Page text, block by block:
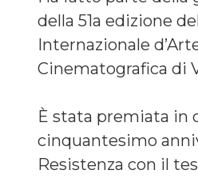
della 51a edizione
Internazionale
Cinematografica di
È stata premiata in
cinquantesimo
Resistenza con il